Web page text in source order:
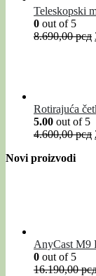
Teleskopski
0 out of 5
8.690,00рсд
Rotirajuća
5.00 out of 5
4.600,00рсд
Novi proizvodi
AnyCast M9
0 out of 5
16.190,00